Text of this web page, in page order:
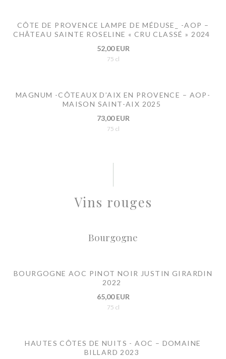
CÔTE DE PROVENCE LAMPE DE MÉDUSE_ -AOP –
CHÂTEAU SAINTE ROSELINE « CRU CLASSÉ » 2024
52,00 EUR
75 cl
MAGNUM -CÔTEAUX D’AIX EN PROVENCE – AOP-
MAISON SAINT-AIX 2025
73,00 EUR
75 cl
Vins rouges
Bourgogne
BOURGOGNE AOC PINOT NOIR JUSTIN GIRARDIN
2022
65,00 EUR
75 cl
HAUTES CÔTES DE NUITS - AOC – DOMAINE
BILLARD 2023